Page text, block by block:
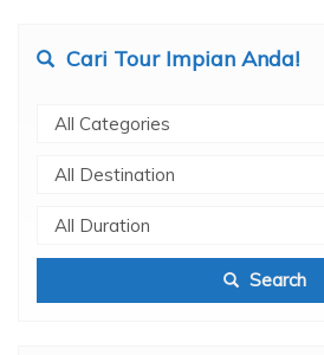
Cari Tour Impian Anda!
Search